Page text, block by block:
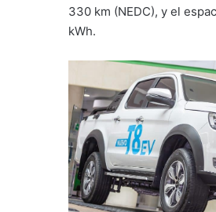
330 km (NEDC), y el
kWh.